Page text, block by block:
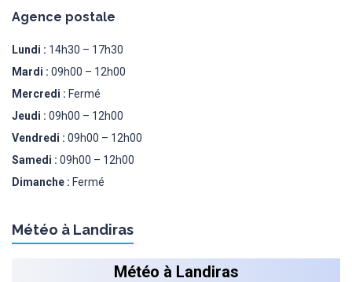
Agence postale
Lundi : 14h30 – 17h30
Mardi : 09h00 – 12h00
Mercredi : Fermé
Jeudi : 09h00 – 12h00
Vendredi : 09h00 – 12h00
Samedi : 09h00 – 12h00
Dimanche : Fermé
Météo à Landiras
Météo à Landiras